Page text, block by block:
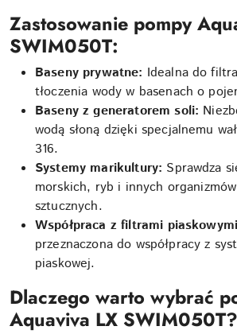
Zastosowanie pompy
SWIM050T:
Baseny prywatne: Idealna do
tłoczenia wody w basenach o
Baseny z generatorem soli:
wodą słoną dzięki specjalnemu
316.
Systemy marikultury: Sprawdza
morskich, ryb i innych
sztucznych.
Współpraca z filtrami
przeznaczona do współpracy z
piaskowej.
Dlaczego warto wybrać
Aquaviva LX SWIM050T?